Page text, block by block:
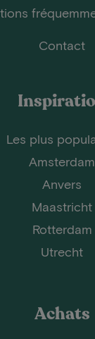
Contact
Les plus
Amsterdam
Anvers
Maastricht
Rotterdam
Utrecht
Achats